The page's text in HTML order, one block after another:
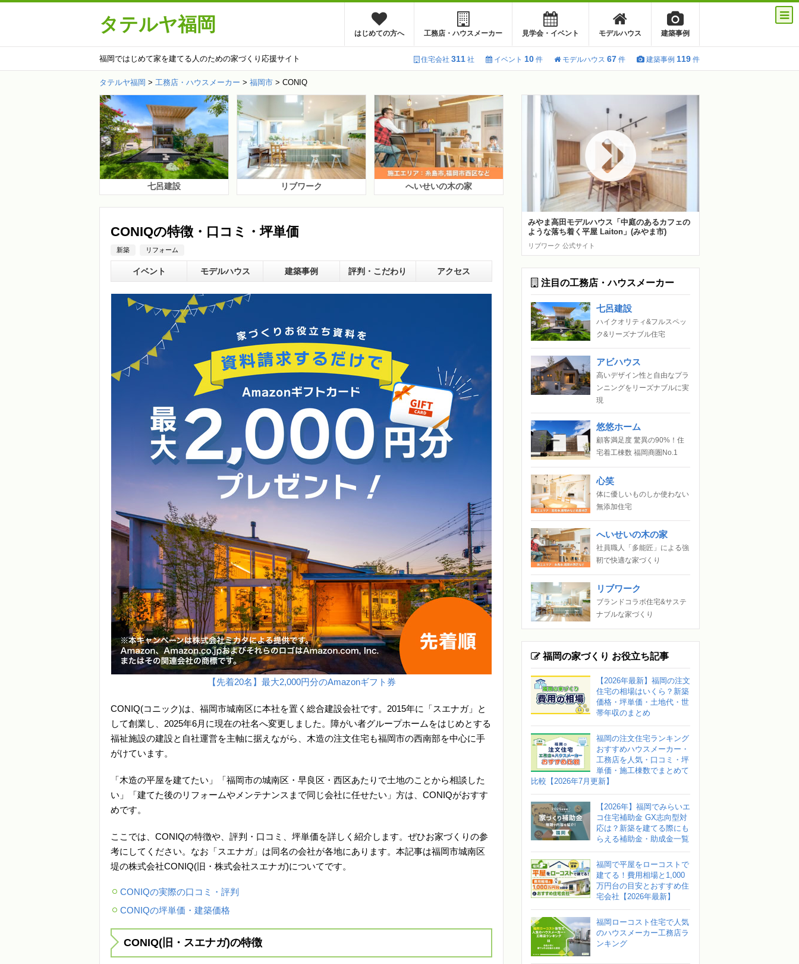
タテルヤ福岡 はじめての方へ 工務店・ハウスメーカー 見学会・イベント モデルハウス 建築事例
福岡ではじめて家を建てる人のための家づくり応援サイト 住宅会社 311 社 イベント 10 件 モデルハウス 67 件 建築事例 119 件
タテルヤ福岡 > 工務店・ハウスメーカー > 福岡市 > CONIQ
七呂建設 リブワーク へいせいの木の家
CONIQの特徴・口コミ・坪単価
新築 リフォーム
イベント モデルハウス 建築事例 評判・こだわり アクセス
【先着20名】最大2,000円分のAmazonギフト券
CONIQ(コニック)は、福岡市城南区に本社を置く総合建設会社です。2015年に「スエナガ」と
して創業し、2025年6月に現在の社名へ変更しました。障がい者グループホームをはじめとする
福祉施設の建設と自社運営を主軸に据えながら、木造の注文住宅も福岡市の西南部を中心に手
がけています。
「木造の平屋を建てたい」「福岡市の城南区・早良区・西区あたりで土地のことから相談した
い」「建てた後のリフォームやメンテナンスまで同じ会社に任せたい」方は、CONIQがおすす
めです。
ここでは、CONIQの特徴や、評判・口コミ、坪単価を詳しく紹介します。ぜひお家づくりの参
考にしてください。なお「スエナガ」は同名の会社が各地にあります。本記事は福岡市城南区
堤の株式会社CONIQ(旧・株式会社スエナガ)についてです。
CONIQの実際の口コミ・評判
CONIQの坪単価・建築価格
CONIQ(旧・スエナガ)の特徴
みやま高田モデルハウス「中庭のあるカフェの
ような落ち着く平屋 Laiton」(みやま市)
リブワーク 公式サイト
注目の工務店・ハウスメーカー
七呂建設
ハイクオリティ&フルスペッ
ク&リーズナブル住宅
アビハウス
高いデザイン性と自由なプラ
ンニングをリーズナブルに実
現
悠悠ホーム
顧客満足度 驚異の90%！住
宅着工棟数 福岡商圏No.1
心笑
体に優しいものしか使わない
無添加住宅
へいせいの木の家
社員職人「多能匠」による強
靭で快適な家づくり
リブワーク
ブランドコラボ住宅&サステ
ナブルな家づくり
福岡の家づくり お役立ち記事
【2026年最新】福岡の注文
住宅の相場はいくら？新築
価格・坪単価・土地代・世
帯年収のまとめ
福岡の注文住宅ランキング
おすすめハウスメーカー・
工務店を人気・口コミ・坪
単価・施工棟数でまとめて
比較【2026年7月更新】
【2026年】福岡でみらいエ
コ住宅補助金 GX志向型対
応は？新築を建てる際にも
らえる補助金・助成金一覧
福岡で平屋をローコストで
建てる！費用相場と1,000
万円台の目安とおすすめ住
宅会社【2026年最新】
福岡ローコスト住宅で人気
のハウスメーカー工務店ラ
ンキング